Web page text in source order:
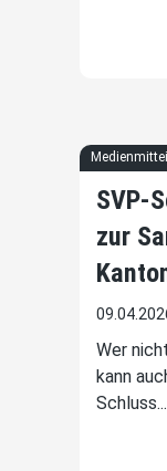
SVP-
zur
Wer
kann
Schluss...